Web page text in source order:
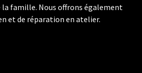
famille. Nous offrons également
et de réparation en atelier.